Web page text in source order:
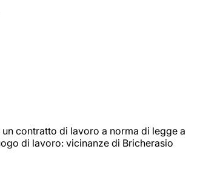
contratto di lavoro a norma di legge a
di lavoro: vicinanze di Bricherasio